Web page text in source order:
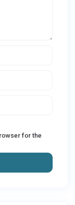
for the